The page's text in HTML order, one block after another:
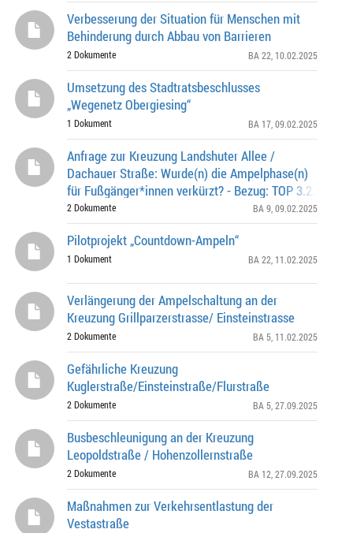
Verbesserung der Situation für Menschen mit
Behinderung durch Abbau von Barrieren
2 Dokumente BA 22 , 10.02.2025
Umsetzung des Stadtratsbeschlusses
„Wegenetz Obergiesing“
1 Dokument BA 17 , 09.02.2025
Anfrage zur Kreuzung Landshuter Allee /
Dachauer Straße: Wurde(n) die Ampelphase(n)
für Fußgänger*innen verkürzt? - Bezug: TOP 3.2.8 aus
WV in 12/2024 -
2 Dokumente BA 9 , 09.02.2025
Pilotprojekt „Countdown-Ampeln“
1 Dokument BA 22 , 11.02.2025
Verlängerung der Ampelschaltung an der
Kreuzung Grillparzerstrasse/ Einsteinstrasse
2 Dokumente BA 5 , 11.02.2025
Gefährliche Kreuzung
Kuglerstraße/Einsteinstraße/Flurstraße
2 Dokumente BA 5 , 27.09.2025
Busbeschleunigung an der Kreuzung
Leopoldstraße / Hohenzollernstraße
2 Dokumente BA 12 , 27.09.2025
Maßnahmen zur Verkehrsentlastung der
Vestastraße